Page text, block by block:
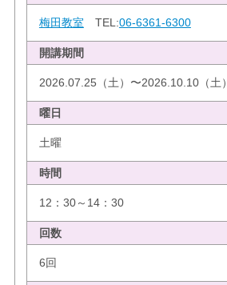
梅田教室 TEL:06-6361-6300
開講期間
2026.07.25（土）〜2026.10.10（土）
曜日
土曜
時間
12：30～14：30
回数
6回